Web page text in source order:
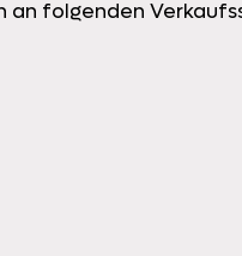
an folgenden